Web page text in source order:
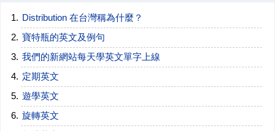
Distribution 在台灣稱為什麼？
寶特瓶的英文及例句
我們的新網站每天學英文單字上線
定期英文
遊學英文
旋轉英文